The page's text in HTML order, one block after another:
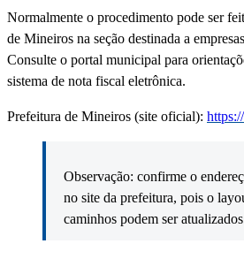
Normalmente o procedimento pode ser
de Mineiros na seção destinada a
Consulte o portal municipal para
sistema de nota fiscal eletrônica.
Prefeitura de Mineiros (site oficial):
Observação: confirme o
no site da prefeitura, pois o
caminhos podem ser